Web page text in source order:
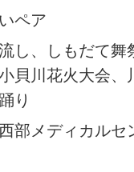
ペア
し、しもだて舞
貝川花火大会、
り
部メディカルセ